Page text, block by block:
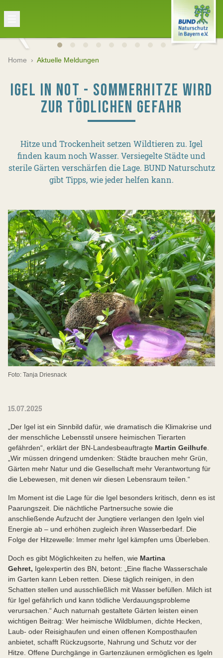
Home › Aktuelle Meldungen
IGEL IN NOT - SOMMERHITZE WIRD
ZUR TÖDLICHEN GEFAHR
Hitze und Trockenheit setzen Wildtieren zu. Igel
finden kaum noch Wasser. Versiegelte Städte und
sterile Gärten verschärfen die Lage. BUND Naturschutz
gibt Tipps, wie jeder helfen kann.
Foto: Tanja Driesnack
15.07.2025
„Der Igel ist ein Sinnbild dafür, wie dramatisch die Klimakrise und
der menschliche Lebensstil unsere heimischen Tierarten
gefährden“, erklärt der BN-Landesbeauftragte Martin Geilhufe
„Wir müssen dringend umdenken: Städte brauchen mehr Grün,
Gärten mehr Natur und die Gesellschaft mehr Verantwortung für
die Lebewesen, mit denen wir diesen Lebensraum teilen.“
Im Moment ist die Lage für die Igel besonders kritisch, denn es ist
Paarungszeit. Die nächtliche Partnersuche sowie die
anschließende Aufzucht der Jungtiere verlangen den Igeln viel
Energie ab – und erhöhen zugleich ihren Wasserbedarf. Die
Folge der Hitzewelle: Immer mehr Igel kämpfen ums Überleben.
Doch es gibt Möglichkeiten zu helfen, wie Martina
Gehret, Igelexpertin des BN, betont: „Eine flache Wasserschale
im Garten kann Leben retten. Diese täglich reinigen, in den
Schatten stellen und ausschließlich mit Wasser befüllen. Milch ist
für Igel gefährlich und kann tödliche Verdauungsprobleme
verursachen.“ Auch naturnah gestaltete Gärten leisten einen
wichtigen Beitrag: Wer heimische Wildblumen, dichte Hecken,
Laub- oder Reisighaufen und einen offenen Komposthaufen
anbietet, schafft Rückzugsorte, Nahrung und Schutz vor der
Hitze. Offene Durchgänge in Gartenzäunen ermöglichen es Igeln